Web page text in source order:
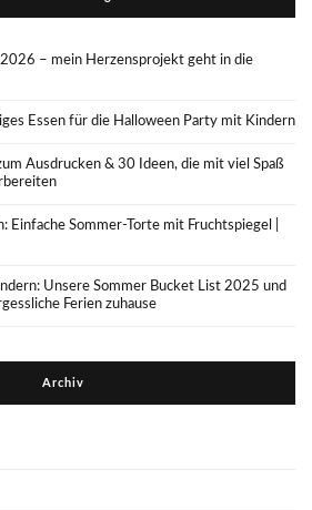
– mein Herzensprojekt geht in die
Essen für die Halloween Party mit Kindern
Ausdrucken & 30 Ideen, die mit viel Spaß
Einfache Sommer-Torte mit Fruchtspiegel |
Unsere Sommer Bucket List 2025 und
Ferien zuhause
Archiv